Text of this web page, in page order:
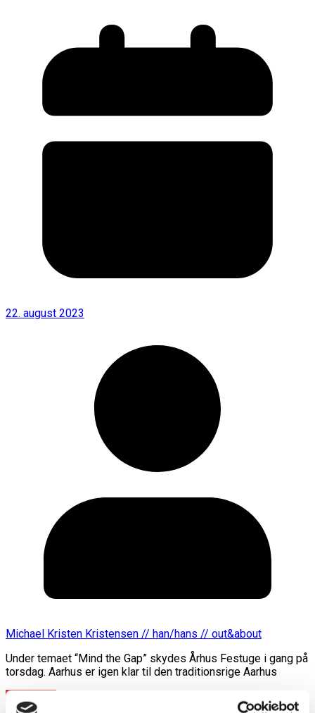
22. august 2023
Michael Kristen Kristensen // han/hans // out&about
Under temaet “Mind the Gap” skydes Århus Festuge i gang på
torsdag. Aarhus er igen klar til den traditionsrige Aarhus
Læs mere